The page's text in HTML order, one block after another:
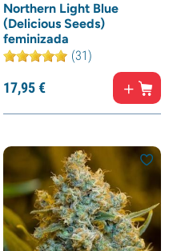
Northern Light Blue
(Delicious Seeds)
feminizada
(31)
17,95€